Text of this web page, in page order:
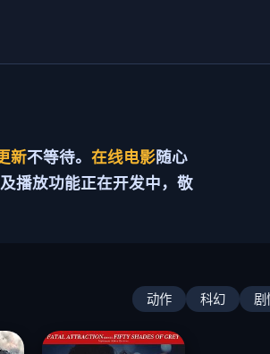
新不等待。 在线电影随心
播放功能正在开发中，敬
动作 科幻 剧